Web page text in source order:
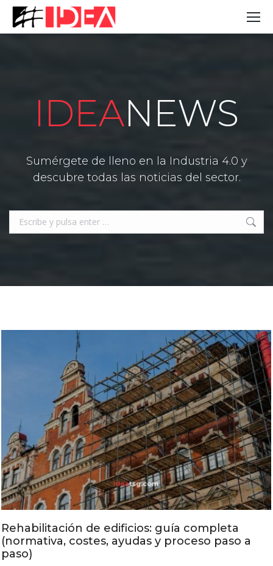
IDEANEWS
Sumérgete de lleno en la Industria 4.0 y
descubre todas las noticias del sector.
Buscar:
Rehabilitación de edificios: guía completa
(normativa, costes, ayudas y proceso paso a
paso)